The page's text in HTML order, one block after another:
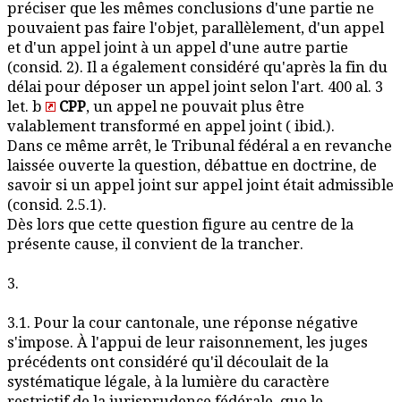
préciser que les mêmes conclusions d'une partie ne
pouvaient pas faire l'objet, parallèlement, d'un appel
et d'un appel joint à un appel d'une autre partie
(consid. 2). Il a également considéré qu'après la fin du
délai pour déposer un appel joint selon l'art. 400 al. 3
let. b
CPP, un appel ne pouvait plus être
valablement transformé en appel joint ( ibid.).
Dans ce même arrêt, le Tribunal fédéral a en revanche
laissée ouverte la question, débattue en doctrine, de
savoir si un appel joint sur appel joint était admissible
(consid. 2.5.1).
Dès lors que cette question figure au centre de la
présente cause, il convient de la trancher.
3.
3.1. Pour la cour cantonale, une réponse négative
s'impose. À l'appui de leur raisonnement, les juges
précédents ont considéré qu'il découlait de la
systématique légale, à la lumière du caractère